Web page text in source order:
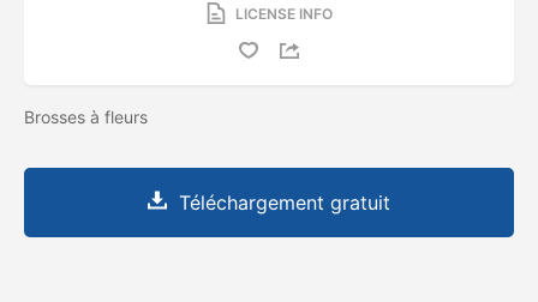
LICENSE INFO
Brosses à fleurs
Téléchargement gratuit